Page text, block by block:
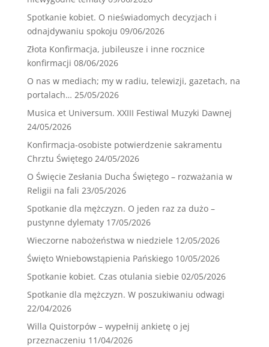
Spotkanie kobiet. O nieświadomych decyzjach i
odnajdywaniu spokoju 09/06/2026
Złota Konfirmacja, jubileusze i inne rocznice
konfirmacji 08/06/2026
O nas w mediach; my w radiu, telewizji, gazetach, na
portalach… 25/05/2026
Musica et Universum. XXIII Festiwal Muzyki Dawnej
24/05/2026
Konfirmacja-osobiste potwierdzenie sakramentu
Chrztu Świętego 24/05/2026
O Święcie Zesłania Ducha Świętego – rozważania w
Religii na fali 23/05/2026
Spotkanie dla mężczyzn. O jeden raz za dużo –
pustynne dylematy 17/05/2026
Wieczorne nabożeństwa w niedziele 12/05/2026
Święto Wniebowstąpienia Pańskiego 10/05/2026
Spotkanie kobiet. Czas otulania siebie 02/05/2026
Spotkanie dla mężczyzn. W poszukiwaniu odwagi
22/04/2026
Willa Quistorpów – wypełnij ankietę o jej
przeznaczeniu 11/04/2026